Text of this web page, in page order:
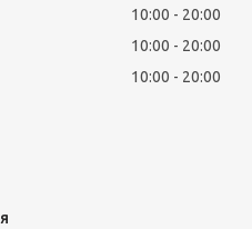
10:00
20:00
10:00
20:00
10:00 20:00